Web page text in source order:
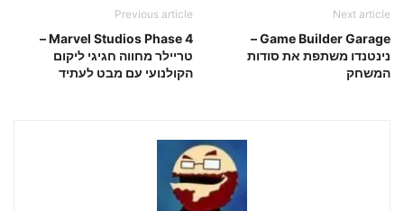
Previous article
Marvel Studios Phase 4 –
טריילר מחווה חגיגי ליקום
הקולנועי עם מבט לעתיד
Next article
Game Builder Garage –
נינטנדו משתפת את סודות
המשחק